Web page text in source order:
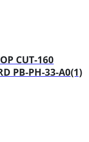
CUT-160
PB-PH-33-A0(1)